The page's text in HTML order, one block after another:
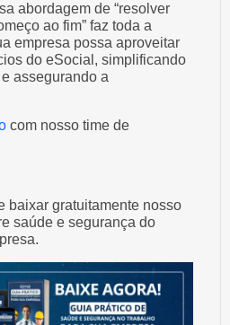
abordagem de “resolver
ao fim” faz toda a
empresa possa aproveitar
do eSocial, simplificando
assegurando a
com nosso time de
baixar gratuitamente nosso
saúde e segurança do